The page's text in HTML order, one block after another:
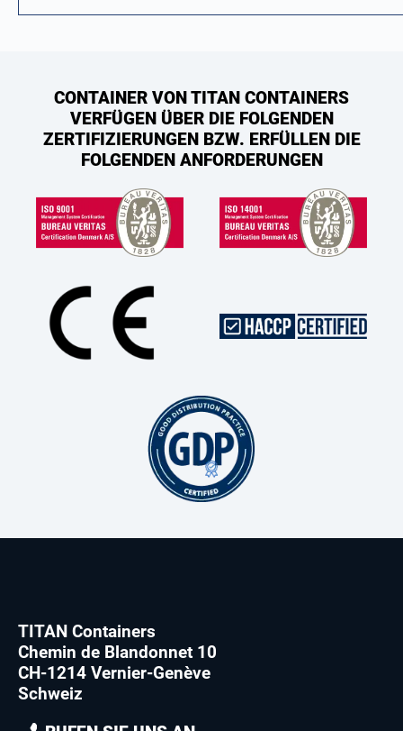
CONTAINER VON TITAN CONTAINERS
VERFÜGEN ÜBER DIE FOLGENDEN
ZERTIFIZIERUNGEN BZW. ERFÜLLEN DIE
FOLGENDEN ANFORDERUNGEN
TITAN Containers
Chemin de Blandonnet 10
CH-1214 Vernier-Genève
Schweiz